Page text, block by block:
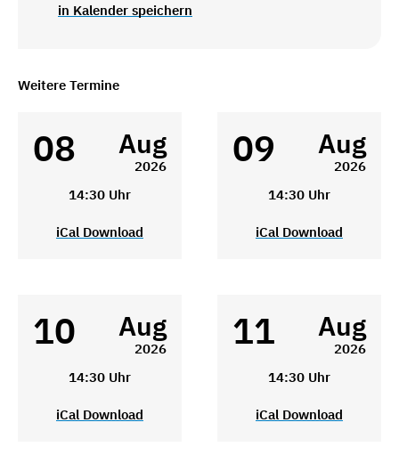
in Kalender speichern
Weitere Termine
08 Aug
2026
14:30 Uhr
iCal Download
09 Aug
2026
14:30 Uhr
iCal Download
10 Aug
2026
14:30 Uhr
iCal Download
11 Aug
2026
14:30 Uhr
iCal Download